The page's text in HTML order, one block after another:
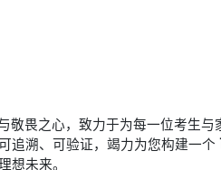
敬畏之心，致力于为每一位考生
追溯、可验证，竭力为您构建一个
想未来。